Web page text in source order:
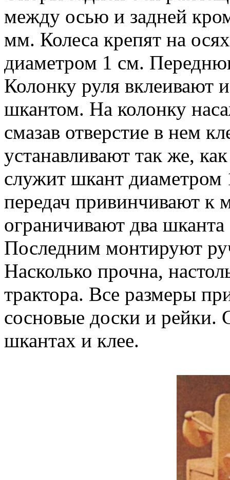
между осью и задней
мм. Колеса крепят на
диаметром 1 см.
Колонку руля вклеивают
шкантом. На колонку
смазав отверстие в нем
устанавливают так же,
служит шкант
передач привинчивают к
ограничивают два шканта
Последним монтируют
Насколько прочна,
трактора. Все размеры
сосновые доски и рейки.
шкантах и клее.